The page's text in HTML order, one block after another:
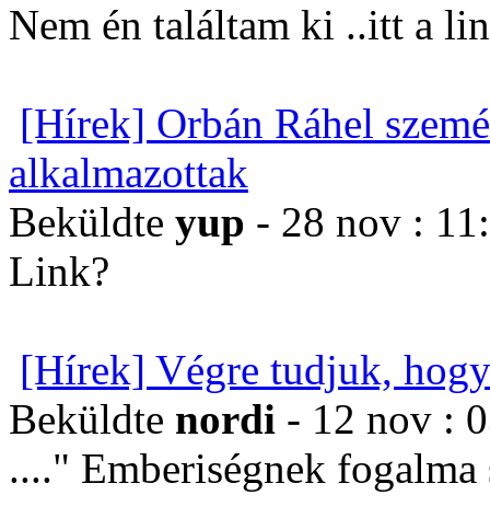
Nem én találtam ki ..itt a
[Hírek] Orbán Ráhel
alkalmazottak
Beküldte yup - 28 nov :
Link?
[Hírek] Végre tudjuk,
Beküldte nordi - 12 nov :
...." Emberiségnek